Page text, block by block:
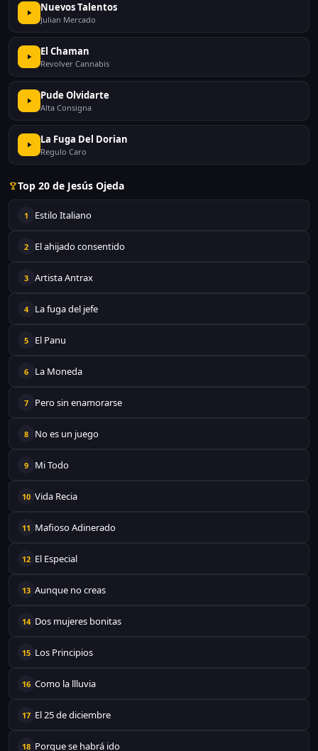
Nuevos Talentos
Julian Mercado
El Chaman
Revolver Cannabis
Pude Olvidarte
Alta Consigna
La Fuga Del Dorian
Regulo Caro
Top 20 de Jesús Ojeda
1 Estilo Italiano
2 El ahijado consentido
3 Artista Antrax
4 La fuga del jefe
5 El Panu
6 La Moneda
7 Pero sin enamorarse
8 No es un juego
9 Mi Todo
10 Vida Recia
11 Mafioso Adinerado
12 El Especial
13 Aunque no creas
14 Dos mujeres bonitas
15 Los Principios
16 Como la llluvia
17 El 25 de diciembre
18 Porque se habrá ido